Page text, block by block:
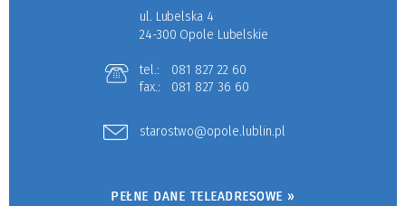
ul. Lubelska 4
24-300 Opole Lubelskie
tel.:
081 827 22 60
fax.:
081 827 36 60
starostwo@opole.lublin.pl
PEŁNE DANE TELEADRESOWE »